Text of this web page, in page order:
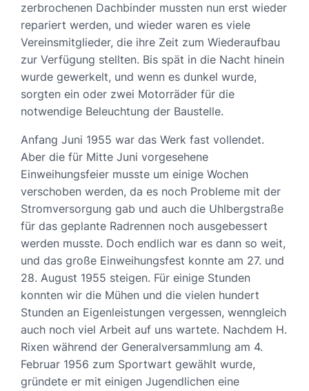
zerbrochenen Dachbinder mussten nun erst wieder
repariert werden, und wieder waren es viele
Vereinsmitglieder, die ihre Zeit zum Wiederaufbau
zur Verfügung stellten. Bis spät in die Nacht hinein
wurde gewerkelt, und wenn es dunkel wurde,
sorgten ein oder zwei Motorräder für die
notwendige Beleuchtung der Baustelle.
Anfang Juni 1955 war das Werk fast vollendet.
Aber die für Mitte Juni vorgesehene
Einweihungsfeier musste um einige Wochen
verschoben werden, da es noch Probleme mit der
Stromversorgung gab und auch die Uhlbergstraße
für das geplante Radrennen noch ausgebessert
werden musste. Doch endlich war es dann so weit,
und das große Einweihungsfest konnte am 27. und
28. August 1955 steigen. Für einige Stunden
konnten wir die Mühen und die vielen hundert
Stunden an Eigenleistungen vergessen, wenngleich
auch noch viel Arbeit auf uns wartete. Nachdem H.
Rixen während der Generalversammlung am 4.
Februar 1956 zum Sportwart gewählt wurde,
gründete er mit einigen Jugendlichen eine